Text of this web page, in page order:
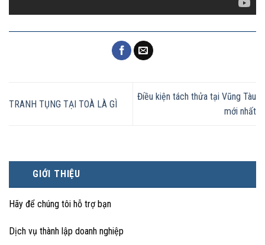
GIỚI THIỆU
Hãy để chúng tôi hỗ trợ bạn
Dịch vụ thành lập doanh nghiệp
TRANH TỤNG TẠI TOÀ LÀ GÌ
Điều kiện tách thửa tại Vũng Tàu
mới nhất